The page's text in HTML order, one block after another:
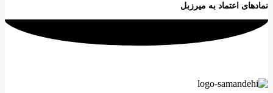
نمادهای اعتماد به میرزبل